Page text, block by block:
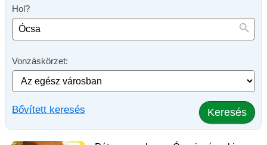
Hol?
Vonzáskörzet:
Bővített keresés Keresés